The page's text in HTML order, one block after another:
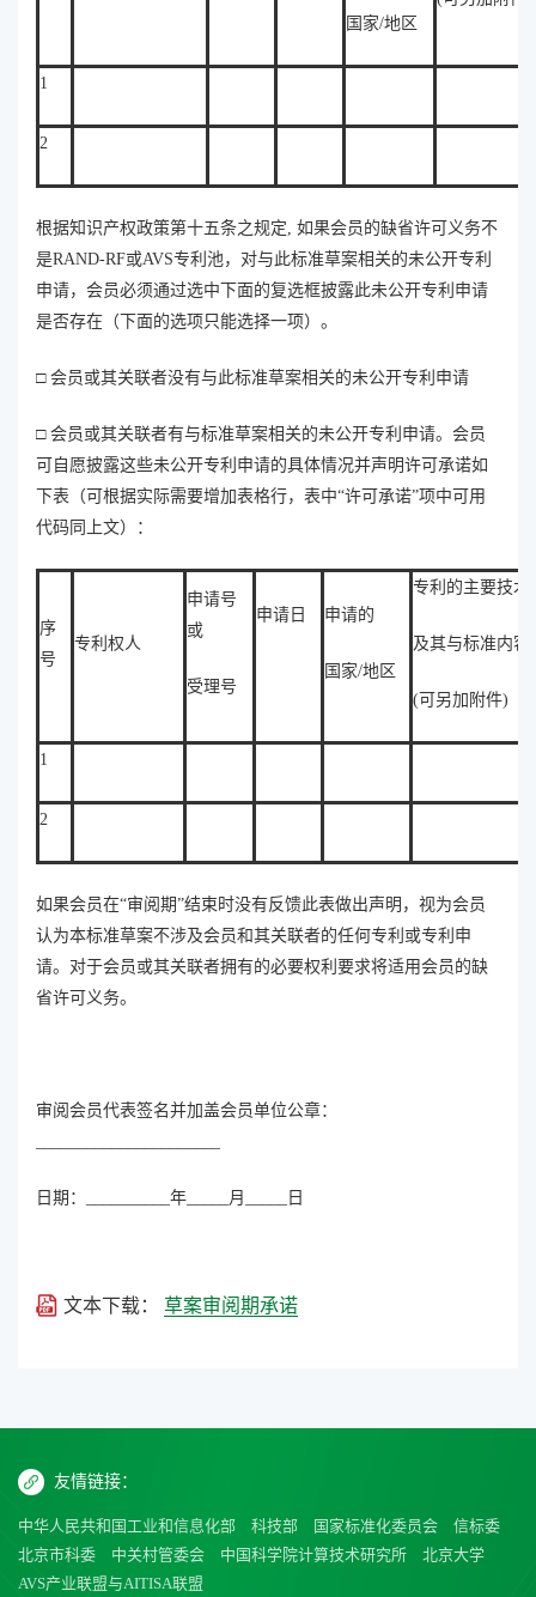
国家/地区
1
2
根据知识产权政策第十五条之规定, 如果会员的缺省许可义务不
是RAND-RF或AVS专利池，对与此标准草案相关的未公开专利
申请，会员必须通过选中下面的复选框披露此未公开专利申请
是否存在（下面的选项只能选择一项）。
□ 会员或其关联者没有与此标准草案相关的未公开专利申请
□ 会员或其关联者有与标准草案相关的未公开专利申请。会员
可自愿披露这些未公开专利申请的具体情况并声明许可承诺如
下表（可根据实际需要增加表格行，表中“许可承诺”项中可用
代码同上文）：
序
号
专利权人
申请号
或
受理号
申请日 申请的
国家/地区
专利的主要技术
及其与标准内容
(可另加附件)
1
2
如果会员在“审阅期”结束时没有反馈此表做出声明，视为会员
认为本标准草案不涉及会员和其关联者的任何专利或专利申
请。对于会员或其关联者拥有的必要权利要求将适用会员的缺
省许可义务。
审阅会员代表签名并加盖会员单位公章：
日期：__________年_____月_____日
文本下载： 草案审阅期承诺
友情链接：
中华人民共和国工业和信息化部 科技部 国家标准化委员会
信标委
北京市科委
中关村管委会 中国科学院计算技术研究所
北京大学
AVS产业联盟与AITISA联盟